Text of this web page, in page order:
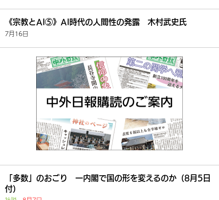
《宗教とAI⑤》AI時代の人間性の発露 木村武史氏
7月16日
「多数」のおごり 一内閣で国の形を変えるのか（8月5日
付）